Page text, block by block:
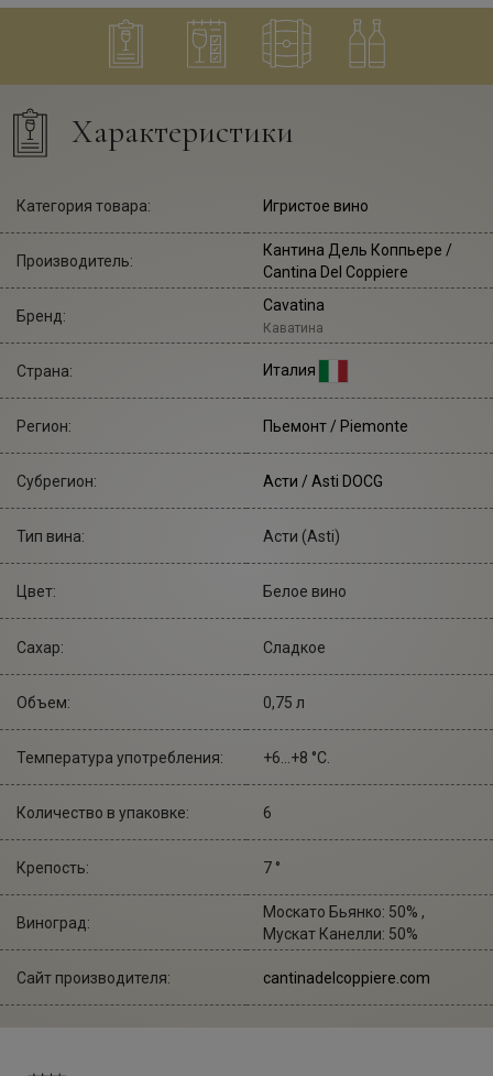
Характеристики
Категория товара: Игристое вино
Производитель:
Кантина Дель Коппьере /
Cantina Del Coppiere
Бренд:
Cavatina
Каватина
Страна: Италия
Регион: Пьемонт / Piemonte
Субрегион: Асти / Asti DOCG
Тип вина: Асти (Asti)
Цвет: Белое вино
Сахар: Сладкое
Объем: 0,75 л
Температура употребления: +6...+8 °С.
Количество в упаковке: 6
Крепость: 7 °
Виноград:
Москато Бьянко: 50% ,
Мускат Канелли: 50%
Сайт производителя: cantinadelcoppiere.com